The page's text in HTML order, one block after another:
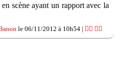
scène ayant un rapport avec la
le 06/11/2012 à 10h54 | 👍🏽 👎🏽